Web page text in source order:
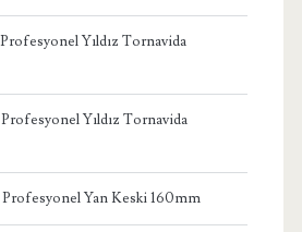
Yıldız Tornavida
Yıldız Tornavida
Yan Keski 160mm